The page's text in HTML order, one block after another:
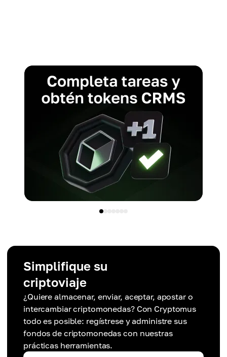
Simplifique su
criptoviaje
¿Quiere almacenar, enviar, aceptar, apostar o
intercambiar criptomonedas? Con Cryptomus
todo es posible: regístrese y administre sus
fondos de criptomonedas con nuestras
prácticas herramientas.